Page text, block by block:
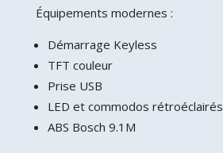
Équipements modernes :
Démarrage Keyless
TFT couleur
Prise USB
LED et commodos rétroéclairés
ABS Bosch 9.1M